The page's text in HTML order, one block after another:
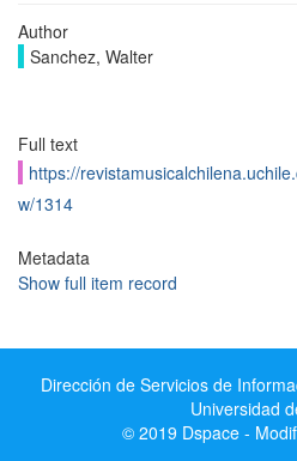
Author
Sanchez, Walter
Full text
https://
w/1314
Metadata
Show full item record
Dirección de Servicios de
Universidad
© 2019 Dspace -